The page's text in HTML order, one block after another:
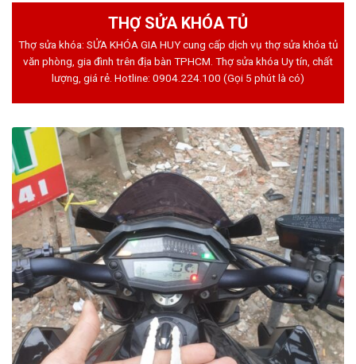
THỢ SỬA KHÓA TỦ
Thợ sửa khóa: SỬA KHÓA GIA HUY cung cấp dịch vụ thợ sửa khóa tủ
văn phòng, gia đình trên địa bàn TPHCM. Thợ sửa khóa Uy tín, chất
lượng, giá rẻ. Hotline: 0904.224.100 (Gọi 5 phút là có)